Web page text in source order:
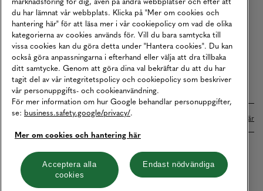
Våra Tjänster
Press
Studentrabatt
B2B
Tillgänglighetsredogörelse
Betalningar online sköts i samarbete med Klarna. Läs mer här
Cookies Integritetspolicy
Hantera cookies
du har lämnat vår webbplats. Klicka på "Mer om cookies och
hantering här" för att läsa mer i vår cookiepolicy om vad de olika
kategorierna av cookies används för. Vill du bara samtycka till
vissa cookies kan du göra detta under "Hantera cookies". Du kan
också göra anpassningarna i efterhand eller välja att dra tillbaka
ditt samtycke. Genom att göra dina val bekräftar du att du har
tagit del av vår integritetspolicy och cookiepolicy som beskriver
vår personuppgifts- och cookieanvändning.
För mer information om hur Google behandlar personuppgifter,
se: business.safety.google/privacy/.
Mer om cookies och hantering här
Acceptera alla
cookies
Endast nödvändiga